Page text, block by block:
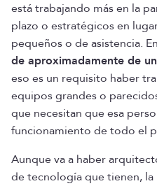
está trabajando más en la
plazo o estratégicos en
pequeños o de asistencia. En
de aproximadamente de
eso es un requisito haber
equipos grandes o
que necesitan que esa
funcionamiento de todo el
Aunque va a haber
de tecnología que tienen,